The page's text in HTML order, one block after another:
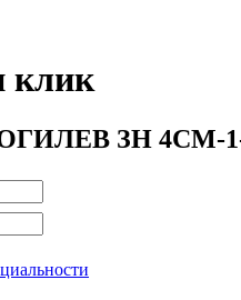
клик
ЗН 4СМ-